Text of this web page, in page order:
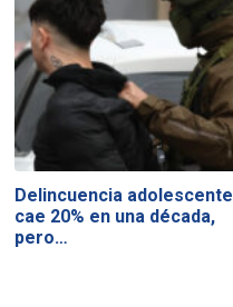
Delincuencia adolescente
cae 20% en una década,
pero…